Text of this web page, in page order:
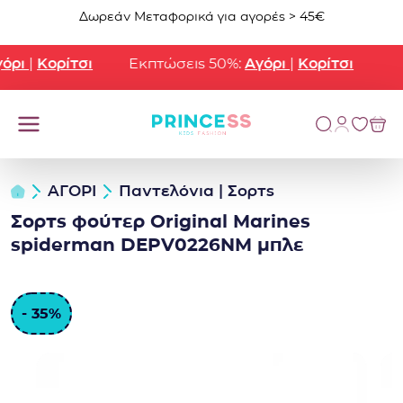
Μετάβαση στο περιεχόμενο
Δωρεάν Μεταφορικά για αγορές > 45€
|Κορίτσι Εκπτώσεις 50%:Αγόρι|Κορίτσι
ΑΓΟΡΙ Παντελόνια | Σορτς
Σορτς φούτερ Original Marines
spiderman DEPV0226NM μπλε
- 35%